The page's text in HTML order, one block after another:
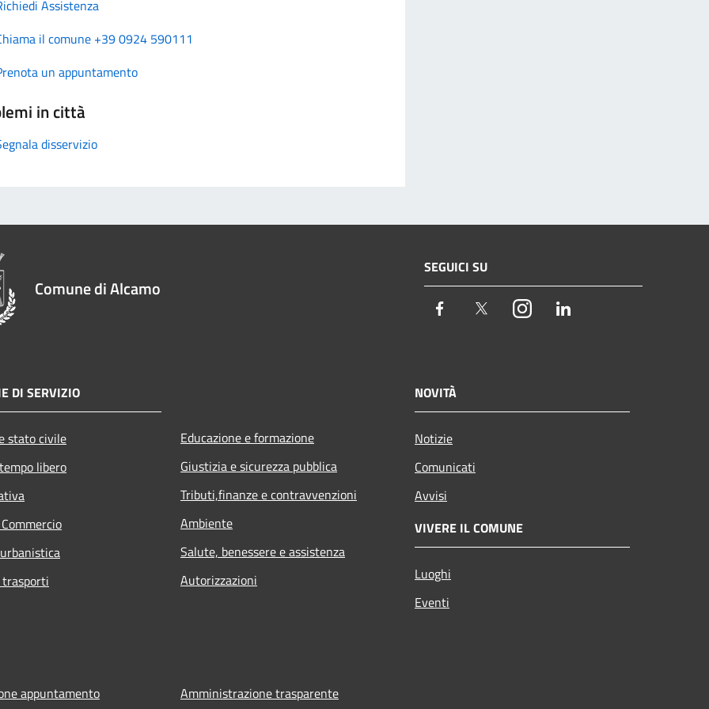
Assistenza
il comune +39 0924 590111
un appuntamento
in città
disservizio
Comune di Alcamo
SEGUICI SU
Facebook TwitterInstagram
DI SERVIZIO
stato civile
libero
Educazione e formazione
Giustizia e sicurezza pubblica
Tributi,finanze e contravvenzioni
Ambiente
Salute, benessere e assistenza
Autorizzazioni
NOVITÀ
Notizie
Comunicati
Avvisi
VIVERE IL COMUNE
Luoghi
Eventi
appuntamento Amministrazione trasparente